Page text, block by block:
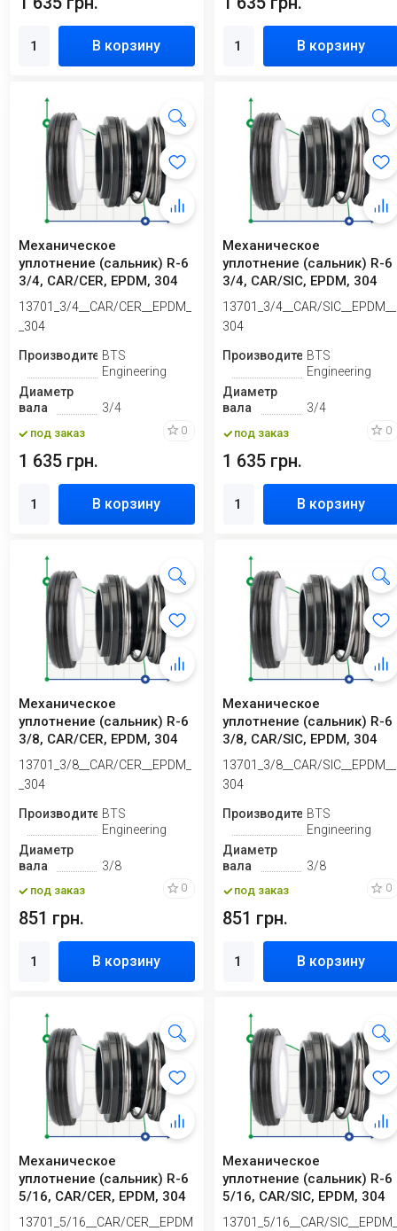
В корзину В корзину
Механическое
уплотнение (сальник) R-6
3/4, CAR/CER, EPDM, 304
13701_3/4__CAR/CER__EPDM_
_304
ПроизводительBTS
Engineering
Диаметр
вала
3/4
под заказ 0
1 635 грн.
В корзину
Механическое
уплотнение (сальник) R-6
3/4, CAR/SIC, EPDM, 304
13701_3/4__CAR/SIC__EPDM__
304
ПроизводительBTS
Engineering
Диаметр
вала
3/4
под заказ 0
1 635 грн.
В корзину
Механическое
уплотнение (сальник) R-6
3/8, CAR/CER, EPDM, 304
13701_3/8__CAR/CER__EPDM_
_304
ПроизводительBTS
Engineering
Диаметр
вала
3/8
под заказ 0
851 грн.
В корзину
Механическое
уплотнение (сальник) R-6
3/8, CAR/SIC, EPDM, 304
13701_3/8__CAR/SIC__EPDM__
304
ПроизводительBTS
Engineering
Диаметр
вала
3/8
под заказ 0
851 грн.
В корзину
Механическое
уплотнение (сальник) R-6
5/16, CAR/CER, EPDM, 304
13701_5/16__CAR/CER__EPDM
Механическое
уплотнение (сальник) R-6
5/16, CAR/SIC, EPDM, 304
13701_5/16__CAR/